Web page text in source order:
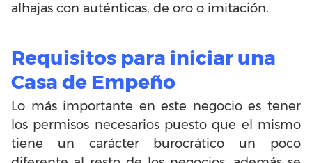
alhajas con auténticas, de oro o imitación.
Requisitos para iniciar una
Casa de Empeño
Lo más importante en este negocio es tener
los permisos necesarios puesto que el mismo
tiene un carácter burocrático un poco